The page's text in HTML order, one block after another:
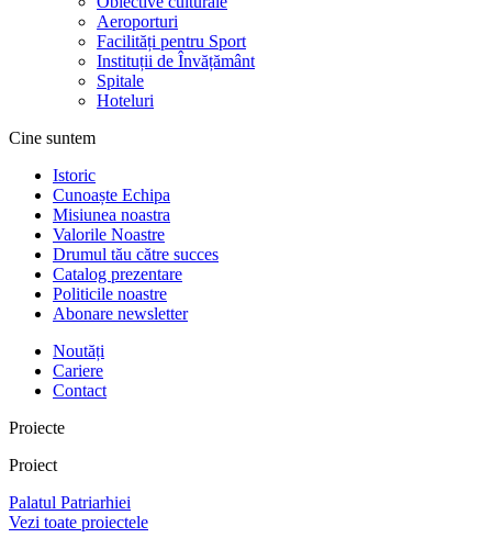
Aeroporturi
Facilități pentru Sport
Instituții de Învățământ
Spitale
Hoteluri
Cine suntem
Istoric
Cunoaște Echipa
Misiunea noastra
Valorile Noastre
Drumul tău către succes
Catalog prezentare
Politicile noastre
Abonare newsletter
Noutăți
Cariere
Contact
Proiecte
Proiect
Palatul Patriarhiei
Vezi toate proiectele